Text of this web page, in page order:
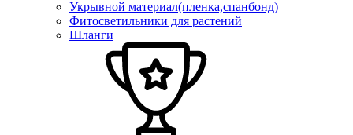
Укрывной материал(пленка,спанбонд)
Фитосветильники для растений
Шланги